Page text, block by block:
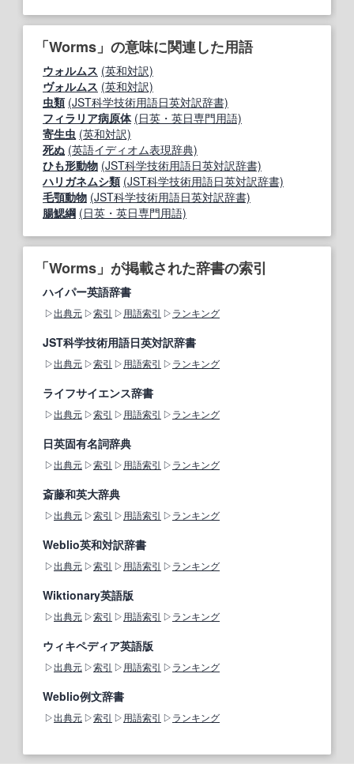
「Worms」の意味に関連した用語
ウォルムス (英和対訳)
ヴォルムス (英和対訳)
虫類 (JST科学技術用語日英対訳辞書)
フィラリア病原体 (日英・英日専門用語)
寄生虫 (英和対訳)
死ぬ (英語イディオム表現辞典)
ひも形動物 (JST科学技術用語日英対訳辞書)
ハリガネムシ類 (JST科学技術用語日英対訳辞書)
毛顎動物 (JST科学技術用語日英対訳辞書)
腸鰓綱 (日英・英日専門用語)
「Worms」が掲載された辞書の索引
ハイパー英語辞書
出典元 索引 用語索引 ランキング
JST科学技術用語日英対訳辞書
出典元 索引 用語索引 ランキング
ライフサイエンス辞書
出典元 索引 用語索引 ランキング
日英固有名詞辞典
出典元 索引 用語索引 ランキング
斎藤和英大辞典
出典元 索引 用語索引 ランキング
Weblio英和対訳辞書
出典元 索引 用語索引 ランキング
Wiktionary英語版
出典元 索引 用語索引 ランキング
ウィキペディア英語版
出典元 索引 用語索引 ランキング
Weblio例文辞書
出典元 索引 用語索引 ランキング